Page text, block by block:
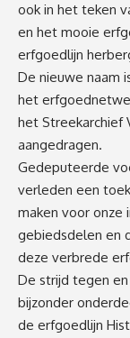
ook in het teken
en het mooie
erfgoedlijn
De nieuwe naam
het
het Streekarchief
aangedragen.
Gedeputeerde
verleden een
maken voor onze
gebiedsdelen en
deze verbrede
De strijd tegen
bijzonder
de erfgoedlijn